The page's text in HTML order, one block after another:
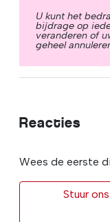
U kunt het
bijdrage op
veranderen of
geheel
Reacties
Wees de eerste
Stuur